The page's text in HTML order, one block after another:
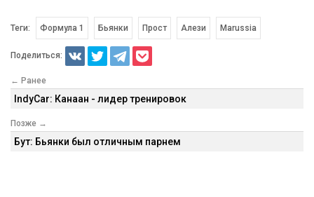
Теги: Формула 1 Бьянки Прост Алези Marussia
Поделиться:
← Ранее
IndyCar: Канаан - лидер тренировок
Позже →
Бут: Бьянки был отличным парнем